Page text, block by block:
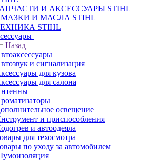
И АКСЕССУАРЫ STIHL
И МАСЛА STIHL
STIHL
Назад
и сигнализация
для кузова
для салона
освещение
и приспособления
и автоодеяла
для техосмотра
по уходу за автомобилем